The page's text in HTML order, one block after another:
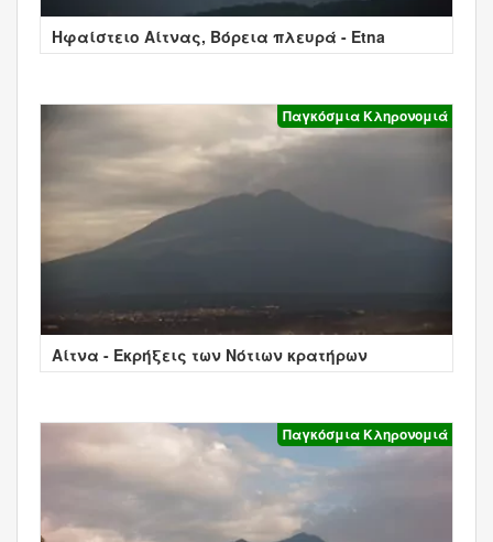
Ηφαίστειο Αίτνας, Βόρεια πλευρά - Etna
Παγκόσμια Κληρονομιά
Αίτνα - Εκρήξεις των Νότιων κρατήρων
Παγκόσμια Κληρονομιά